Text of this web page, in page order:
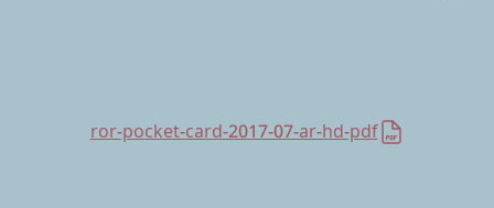
ror-pocket-card-2017-07-ar-hd-pdf